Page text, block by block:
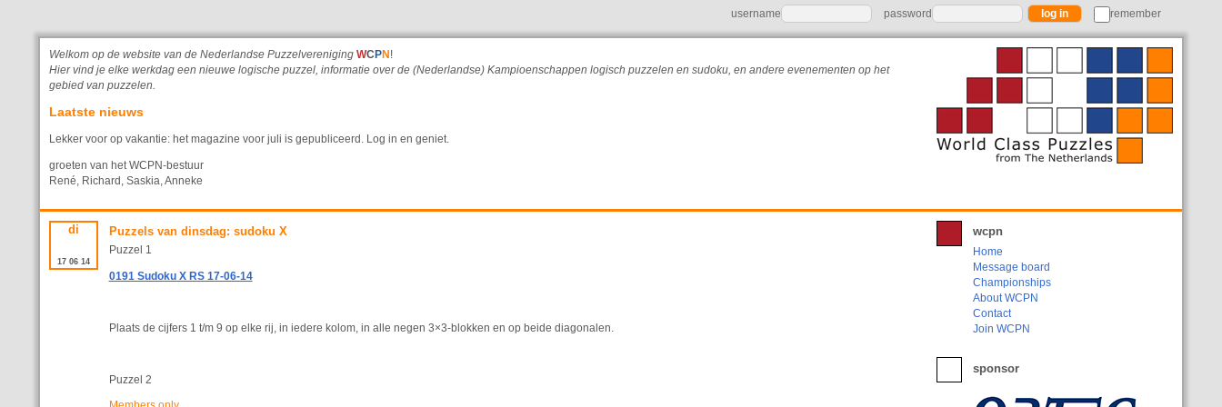
username password remember
Welkom op de website van de Nederlandse Puzzelvereniging WC PN !
Hier vind je elke werkdag een nieuwe logische puzzel, informatie over de (Nederlandse) Kampioenschappen logisch puzzelen en sudoku, en andere evenementen op het
gebied van puzzelen.
Laatste nieuws
Lekker voor op vakantie: het magazine voor juli is gepubliceerd. Log in en geniet.
groeten van het WCPN-bestuur
René, Richard, Saskia, Anneke
di
17 06 14
Puzzels van dinsdag: sudoku X
Puzzel 1
0191 Sudoku X RS 17-06-14
Plaats de cijfers 1 t/m 9 op elke rij, in iedere kolom, in alle negen 3×3-blokken en op beide diagonalen.
Puzzel 2
wcpn
Home
Message board
Championships
About WCPN
Contact
Join WCPN
sponsor